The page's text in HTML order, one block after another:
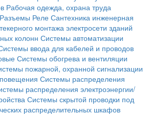
Рабочая одежда, охрана труда
Разъемы Реле Сантехника инженерная
монтажа электросети зданий
колонн Системы автоматизации
ввода для кабелей и проводов
Системы обогрева и вентиляции
пожарной, охранной сигнализации
Системы распределения
распределения электроэнергии/
Системы скрытой проводки под
распределительных шкафов